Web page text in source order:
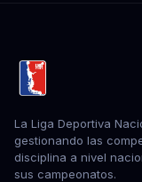
La Liga Deportiva
gestionando las
disciplina a nivel
sus campeonatos.